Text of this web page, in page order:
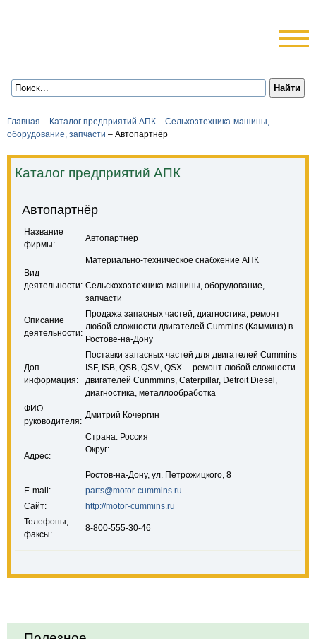
Главная – Каталог предприятий АПК – Сельхозтехника-машины,
оборудование, запчасти – Автопартнёр
Каталог предприятий АПК
Автопартнёр
Название
фирмы:
Автопартнёр
Вид
деятельности:
Материально-техническое снабжение АПК
Сельскохозтехника-машины, оборудование,
запчасти
Описание
деятельности:
Продажа запасных частей, диагностика, ремонт
любой сложности двигателей Cummins (Камминз) в
Ростове-на-Дону
Доп.
информация:
Поставки запасных частей для двигателей Cummins
ISF, ISB, QSB, QSM, QSX ... ремонт любой сложности
двигателей Cunmmins, Caterpillar, Detroit Diesel,
диагностика, металлообработка
ФИО
руководителя:
Дмитрий Кочергин
Адрес:
Страна: Россия
Округ:
Ростов-на-Дону, ул. Петрожицкого, 8
E-mail:
parts@motor-cummins.ru
Сайт:
http://motor-cummins.ru
Телефоны,
факсы:
8-800-555-30-46